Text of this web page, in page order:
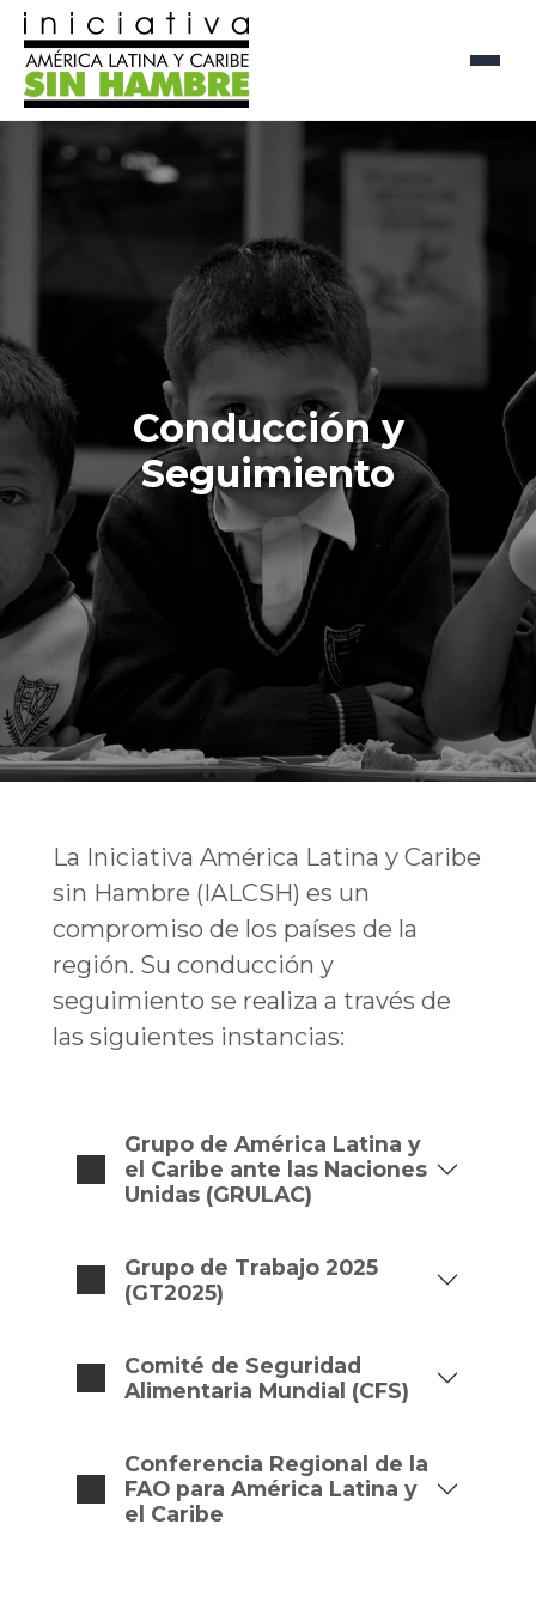
Conducción y
Seguimiento
La Iniciativa América Latina y Caribe
sin Hambre (IALCSH) es un
compromiso de los países de la
región. Su conducción y
seguimiento se realiza a través de
las siguientes instancias:
Grupo de América Latina y
el Caribe ante las Naciones
Unidas (GRULAC)
Grupo de Trabajo 2025
(GT2025)
Comité de Seguridad
Alimentaria Mundial (CFS)
Conferencia Regional de la
FAO para América Latina y
el Caribe